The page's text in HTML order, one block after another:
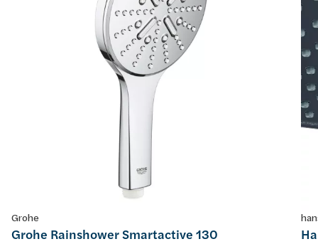
Grohe
Grohe Rainshower Smartactive 130